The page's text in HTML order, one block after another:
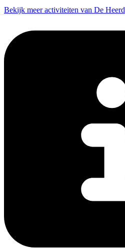
Bekijk meer activiteiten van De Heerd